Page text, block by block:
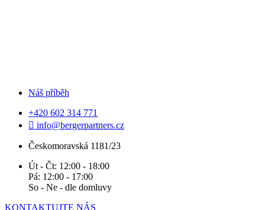
Náš příběh
+420 602 314 771
info@bergerpartners.cz
Českomoravská 1181/23
Út - Čt: 12:00 - 18:00
Pá: 12:00 - 17:00
So - Ne - dle domluvy
KONTAKTUJTE NÁS